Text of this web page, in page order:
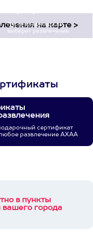
Пусть владелец сам
выберет развлечение.
сертификат
развлечение АХАА
в пункты
вашего города